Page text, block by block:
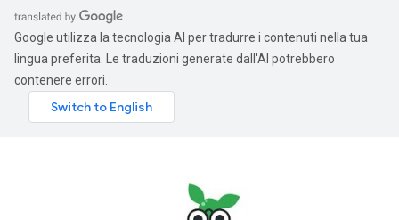
Google utilizza la tecnologia AI per tradurre i contenuti nella tua
lingua preferita. Le traduzioni generate dall'AI potrebbero
contenere errori.